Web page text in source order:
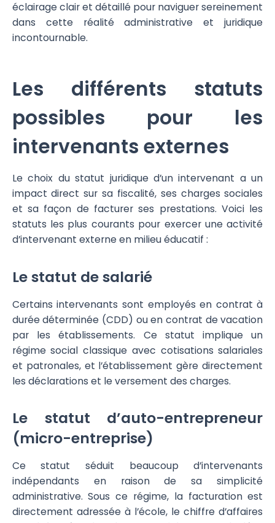
éclairage clair et détaillé pour naviguer sereinement
dans cette réalité administrative et juridique
incontournable.
Les différents statuts
possibles pour les
intervenants externes
Le choix du statut juridique d’un intervenant a un
impact direct sur sa fiscalité, ses charges sociales
et sa façon de facturer ses prestations. Voici les
statuts les plus courants pour exercer une activité
d’intervenant externe en milieu éducatif :
Le statut de salarié
Certains intervenants sont employés en contrat à
durée déterminée (CDD) ou en contrat de vacation
par les établissements. Ce statut implique un
régime social classique avec cotisations salariales
et patronales, et l’établissement gère directement
les déclarations et le versement des charges.
Le statut d’auto-entrepreneur
(micro-entreprise)
Ce statut séduit beaucoup d’intervenants
indépendants en raison de sa simplicité
administrative. Sous ce régime, la facturation est
directement adressée à l’école, le chiffre d’affaires